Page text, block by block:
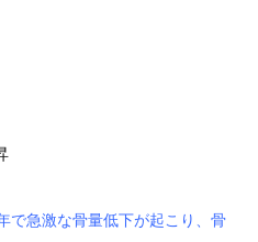
急激な骨量低下が起こり、骨